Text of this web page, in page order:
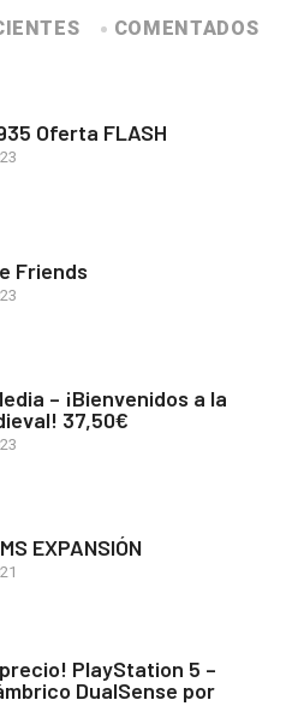
COMENTADOS
Oferta FLASH
Friends
– ¡Bienvenidos a la
37,50€
EXPANSIÓN
PlayStation 5 –
DualSense por